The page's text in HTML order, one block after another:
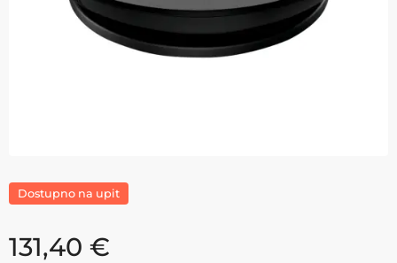
Dostupno na upit
131,40 €